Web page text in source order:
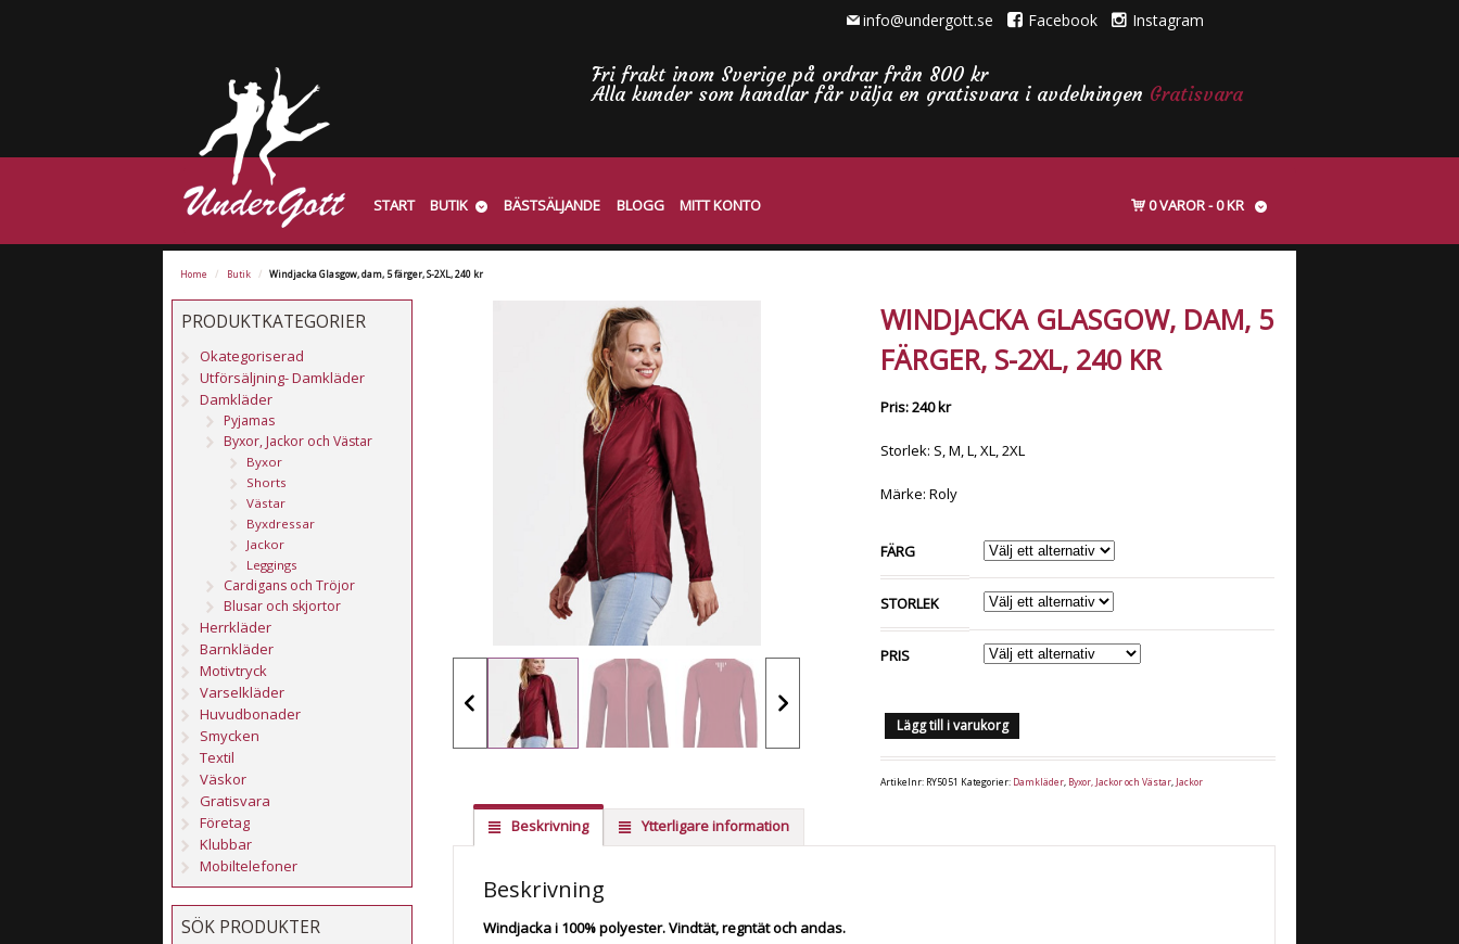
info@undergott.se Facebook Instagram
Fri frakt inom Sverige på ordrar från 800 kr
Alla kunder som handlar får välja en gratisvara i avdelningen Gratisvara
START BUTIK BÄSTSÄLJANDE BLOGG MITT KONTO 0 VAROR 0 KR
Home / Butik / Windjacka Glasgow, dam, 5 färger, S-2XL, 240 kr
WINDJACKA GLASGOW, DAM, 5
FÄRGER, S-2XL, 240 KR
Pris: 240 kr
Storlek: S, M, L, XL, 2XL
Märke: Roly
FÄRG
STORLEK
PRIS
Lägg till i varukorg
Artikelnr: RY5051 Kategorier: Damkläder, Byxor, Jackor och Västar, Jackor
Beskrivning Ytterligare information
Beskrivning
Windjacka i 100% polyester. Vindtät, regntät och andas.
PRODUKTKATEGORIER
Okategoriserad
Utförsäljning- Damkläder
Damkläder
Pyjamas
Byxor, Jackor och Västar
Byxor
Shorts
Västar
Byxdressar
Jackor
Leggings
Cardigans och Tröjor
Blusar och skjortor
Herrkläder
Barnkläder
Motivtryck
Varselkläder
Huvudbonader
Smycken
Textil
Väskor
Gratisvara
Företag
Klubbar
Mobiltelefoner
SÖK PRODUKTER